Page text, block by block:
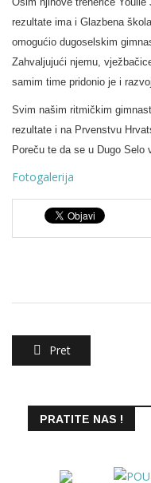
rezultate ima i Glazbena
omogućio dugoselskim
Zahvaljujući njemu,
samim time pridonio je i
Svim našim ritmičkim
rezultate i na Prvenstvu
Poreču te da se u Dugo Selo
Fotogalerija
Pret
PRATITE NAS !